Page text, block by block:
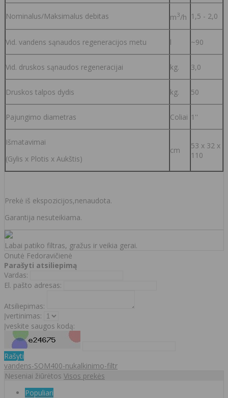
Nominalus/Maksimalus debitas m3/h 1,5 - 2,0
Vid. vandens sąnaudos regeneracijos metu l ~90
Vid. druskos sąnaudos regeneracijai kg. 3,0
Druskos talpos dydis kg. 50
Pajungimo diametras Coliai 1''
Išmatavimai
(Gylis x Plotis x Aukštis)
cm
53 x 32 x
110
Prekė iš ekspozicijos,nenaudota.
Garantija nesuteikiama.
Labai patiko filtras, gražus ir veikia gerai.
Onutė Fedoravičienė
Parašyti atsiliepimą
Vardas:
El. pašto adresas:
Atsiliepimas:
Įvertinimas:
Įveskite saugos kodą:
Rašyti
vandens-SOM400-nukalkinimo-filtr
Neseniai žiūrėtos Visos prekės
Populiari